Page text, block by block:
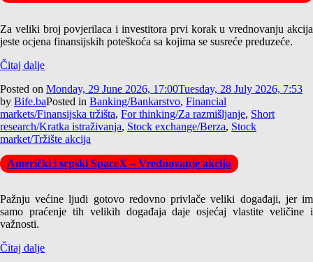
Za veliki broj povjerilaca i investitora prvi korak u vrednovanju akcija
jeste ocjena finansijskih poteškoća sa kojima se susreće preduzeće.
Čitaj dalje
Posted on Monday, 29 June 2026, 17:00Tuesday, 28 July 2026, 7:53
by Bife.baPosted in Banking/Bankarstvo, Financial
markets/Finansijska tržišta, For thinking/Za razmišljanje, Short
research/Kratka istraživanja, Stock exchange/Berza, Stock
market/Tržište akcija
Američki i srpski SpaceX – Vrednovanje akcija
Pažnju većine ljudi gotovo redovno privlače veliki događaji, jer im
samo praćenje tih velikih događaja daje osjećaj vlastite veličine i
važnosti.
Čitaj dalje